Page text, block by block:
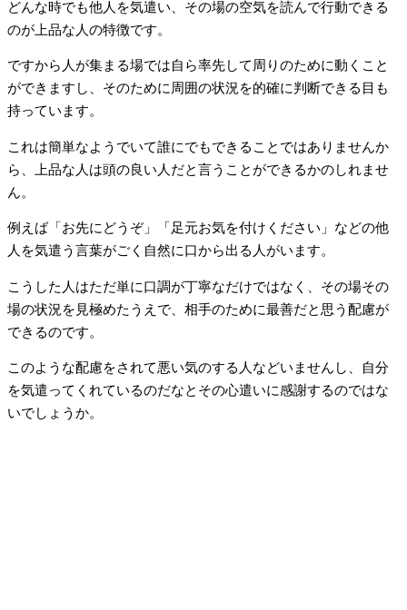
どんな時でも他人を気遣い、その場の空気を読んで行動できる
のが上品な人の特徴です。
ですから人が集まる場では自ら率先して周りのために動くこと
ができますし、そのために周囲の状況を的確に判断できる目も
持っています。
これは簡単なようでいて誰にでもできることではありませんか
ら、上品な人は頭の良い人だと言うことができるかのしれませ
ん。
例えば「お先にどうぞ」「足元お気を付けください」などの他
人を気遣う言葉がごく自然に口から出る人がいます。
こうした人はただ単に口調が丁寧なだけではなく、その場その
場の状況を見極めたうえで、相手のために最善だと思う配慮が
できるのです。
このような配慮をされて悪い気のする人などいませんし、自分
を気遣ってくれているのだなとその心遣いに感謝するのではな
いでしょうか。